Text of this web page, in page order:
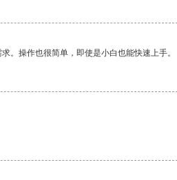
。操作也很简单，即使是小白也能快速上手。